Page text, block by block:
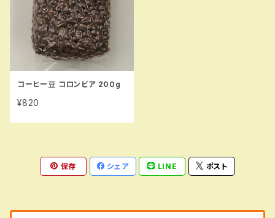
コーヒー豆 コロンビア 200g
¥820
保存 シェア LINE ポスト